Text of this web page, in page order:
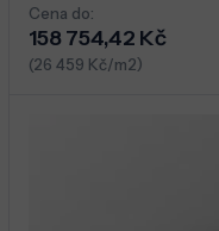
Cena do:
158 754,42 Kč
(26 459 Kč/m2)